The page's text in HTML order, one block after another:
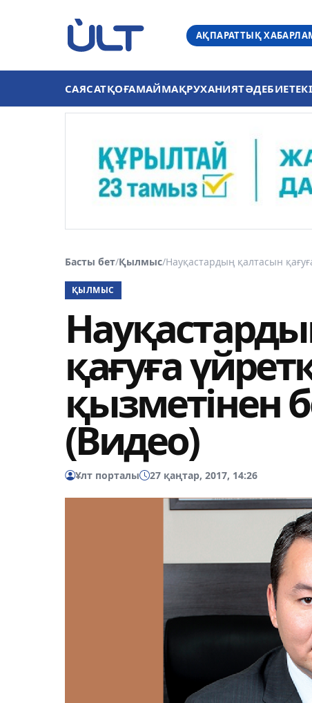
АҚПАРАТТЫҚ
САЯСАТҚОҒАМАЙМАҚРУХАНИЯТӘДЕБИЕТ
Басты бет/Қылмыс/Науқастардың қалтасын
ҚЫЛМЫС
қағуға
қызметінен
(Видео)
Ұлт порталы 27 қаңтар, 2017, 14:26